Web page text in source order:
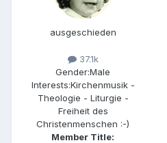
ausgeschieden
37.1k
Gender:Male
Interests:Kirchenmusik -
Theologie - Liturgie -
Freiheit des
Christenmenschen :-)
Member Title: